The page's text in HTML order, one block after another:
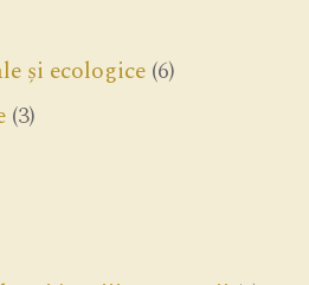
și ecologice (6)
(3)